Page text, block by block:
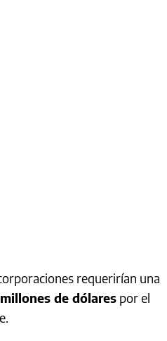
requerirían una
millones de dólares por el